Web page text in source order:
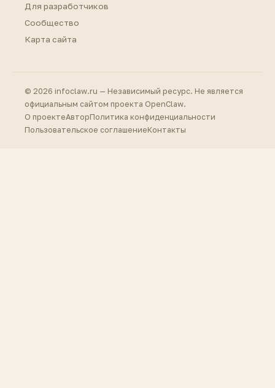
Для разработчиков
Сообщество
Карта сайта
© 2026 infoclaw.ru — Независимый ресурс. Не является
официальным сайтом проекта OpenClaw.
О проектеАвторПолитика конфиденциальности
Пользовательское соглашениеКонтакты